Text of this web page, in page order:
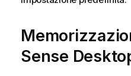
Sense